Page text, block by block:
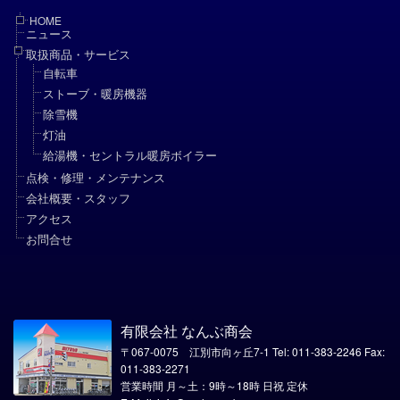
HOME
ニュース
取扱商品・サービス
自転車
ストーブ・暖房機器
除雪機
灯油
給湯機・セントラル暖房ボイラー
点検・修理・メンテナンス
会社概要・スタッフ
アクセス
お問合せ
有限会社 なんぶ商会
〒067-0075 江別市向ヶ丘7-1 Tel: 011-383-2246 Fax:
011-383-2271
営業時間 月～土：9時～18時 日祝 定休